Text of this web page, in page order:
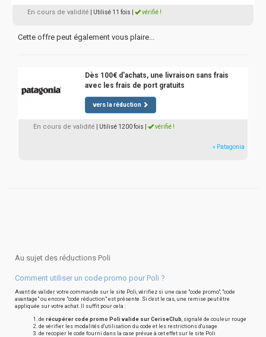
En cours de validité | Utilisé 11 fois vérifié !
Cette offre peut également vous plaire...
Dès 100€ d'achats, une livraison sans frais
avec les frais de port gratuits
vers la réduction
En cours de validité | Utilisé 1200 fois vérifié !
» Patagonia
Au sujet des réductions Poli
Comment utiliser un code promo pour Poli ?
Avant de valider votre commande sur le site Poli, vérifiez si une case "code promo", "code
avantage" ou encore "code réduction" est présente. Si c'est le cas, une remise peut être
appliquée sur votre achat. Il suffit pour cela :
de récupérer code promo Poli valide sur CeriseClub, signalé de couleur rouge
de vérifier les modalités d'utilisation du code et les restrictions d'usage
de recopier le code fourni dans la case prévue à cet effet sur le site Poli